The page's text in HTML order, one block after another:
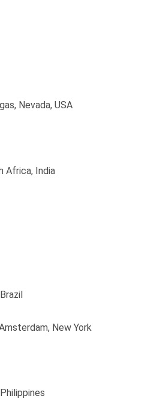
Nevada, USA
Africa, India
New York